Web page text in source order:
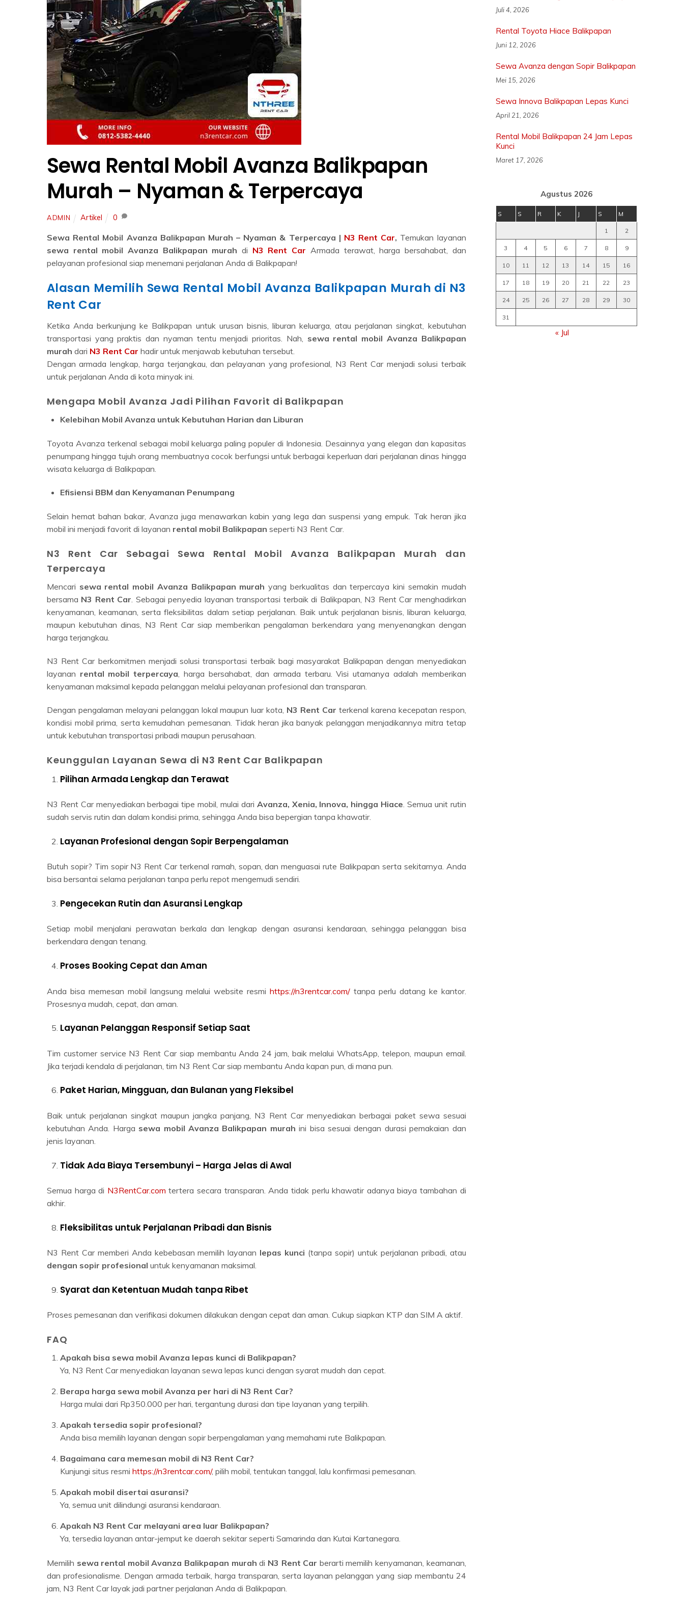
Sewa Rental Mobil Avanza Balikpapan
Murah – Nyaman & Terpercaya
ADMIN Artikel 0
Sewa Rental Mobil Avanza Balikpapan Murah – Nyaman & Terpercaya | N3 Rent Car Temukan layanan
sewa rental mobil Avanza Balikpapan murah
di N3 Rent Car Armada terawat, harga bersahabat, dan
pelayanan profesional siap menemani perjalanan Anda di Balikpapan!
Alasan Memilih Sewa Rental Mobil Avanza Balikpapan Murah di N3
Rent Car
Ketika Anda berkunjung ke Balikpapan untuk urusan bisnis, liburan keluarga, atau perjalanan singkat, kebutuhan
transportasi yang praktis dan nyaman tentu menjadi prioritas. Nah,
sewa rental mobil Avanza Balikpapan
murah dari N3 Rent Car hadir untuk menjawab kebutuhan tersebut.
Dengan armada lengkap, harga terjangkau, dan pelayanan yang profesional, N3 Rent Car menjadi solusi terbaik
untuk perjalanan Anda di kota minyak ini.
Mengapa Mobil Avanza Jadi Pilihan Favorit di Balikpapan
Kelebihan Mobil Avanza untuk Kebutuhan Harian dan Liburan
Toyota Avanza terkenal sebagai mobil keluarga paling populer di Indonesia. Desainnya yang elegan dan kapasitas
penumpang hingga tujuh orang membuatnya cocok berfungsi untuk berbagai keperluan dari perjalanan dinas hingga
wisata keluarga di Balikpapan.
Efisiensi BBM dan Kenyamanan Penumpang
Selain hemat bahan bakar, Avanza juga menawarkan kabin yang lega dan suspensi yang empuk. Tak heran jika
mobil ini menjadi favorit di layanan rental mobil Balikpapan seperti N3 Rent Car.
N3 Rent Car Sebagai Sewa Rental Mobil Avanza Balikpapan Murah dan
Terpercaya
Mencari sewa rental mobil Avanza Balikpapan murah yang berkualitas dan terpercaya kini semakin mudah
bersama N3 Rent Car . Sebagai penyedia layanan transportasi terbaik di Balikpapan, N3 Rent Car menghadirkan
kenyamanan, keamanan, serta fleksibilitas dalam setiap perjalanan. Baik untuk perjalanan bisnis, liburan keluarga,
maupun kebutuhan dinas, N3 Rent Car siap memberikan pengalaman berkendara yang menyenangkan dengan
harga terjangkau.
N3 Rent Car berkomitmen menjadi solusi transportasi terbaik bagi masyarakat Balikpapan dengan menyediakan
layanan rental mobil terpercaya , harga bersahabat, dan armada terbaru. Visi utamanya adalah memberikan
kenyamanan maksimal kepada pelanggan melalui pelayanan profesional dan transparan.
Dengan pengalaman melayani pelanggan lokal maupun luar kota, N3 Rent Car terkenal karena kecepatan respon,
kondisi mobil prima, serta kemudahan pemesanan. Tidak heran jika banyak pelanggan menjadikannya mitra tetap
untuk kebutuhan transportasi pribadi maupun perusahaan.
Keunggulan Layanan Sewa di N3 Rent Car Balikpapan
Pilihan Armada Lengkap dan Terawat
N3 Rent Car menyediakan berbagai tipe mobil, mulai dari Avanza, Xenia, Innova, hingga Hiace . Semua unit rutin
sudah servis rutin dan dalam kondisi prima, sehingga Anda bisa bepergian tanpa khawatir.
Layanan Profesional dengan Sopir Berpengalaman
Butuh sopir? Tim sopir N3 Rent Car terkenal ramah, sopan, dan menguasai rute Balikpapan serta sekitarnya. Anda
bisa bersantai selama perjalanan tanpa perlu repot mengemudi sendiri.
Pengecekan Rutin dan Asuransi Lengkap
Setiap mobil menjalani perawatan berkala dan lengkap dengan asuransi kendaraan, sehingga pelanggan bisa
berkendara dengan tenang.
Proses Booking Cepat dan Aman
Anda bisa memesan mobil langsung melalui website resmihttps://n3rentcar.com/ tanpa perlu datang ke kantor.
Prosesnya mudah, cepat, dan aman.
Layanan Pelanggan Responsif Setiap Saat
Tim customer service N3 Rent Car siap membantu Anda 24 jam, baik melalui WhatsApp, telepon, maupun email.
Jika terjadi kendala di perjalanan, tim N3 Rent Car siap membantu Anda kapan pun, di mana pun.
Paket Harian, Mingguan, dan Bulanan yang Fleksibel
Baik untuk perjalanan singkat maupun jangka panjang, N3 Rent Car menyediakan berbagai paket sewa sesuai
kebutuhan Anda. Harga sewa mobil Avanza Balikpapan murah ini bisa sesuai dengan durasi pemakaian dan
jenis layanan.
Tidak Ada Biaya Tersembunyi – Harga Jelas di Awal
Semua harga di N3RentCar.com tertera secara transparan. Anda tidak perlu khawatir adanya biaya tambahan di
akhir.
Fleksibilitas untuk Perjalanan Pribadi dan Bisnis
N3 Rent Car memberi Anda kebebasan memilih layanan lepas kunci (tanpa sopir) untuk perjalanan pribadi, atau
dengan sopir profesional untuk kenyamanan maksimal.
Syarat dan Ketentuan Mudah tanpa Ribet
Proses pemesanan dan verifikasi dokumen dilakukan dengan cepat dan aman. Cukup siapkan KTP dan SIM A aktif.
FAQ
Apakah bisa sewa mobil Avanza lepas kunci di Balikpapan?
Ya, N3 Rent Car menyediakan layanan sewa lepas kunci dengan syarat mudah dan cepat.
Berapa harga sewa mobil Avanza per hari di N3 Rent Car?
Harga mulai dari Rp350.000 per hari, tergantung durasi dan tipe layanan yang terpilih.
Apakah tersedia sopir profesional?
Anda bisa memilih layanan dengan sopir berpengalaman yang memahami rute Balikpapan.
Bagaimana cara memesan mobil di N3 Rent Car?
Kunjungi situs resmi https://n3rentcar.com/, pilih mobil, tentukan tanggal, lalu konfirmasi pemesanan.
Apakah mobil disertai asuransi?
Ya, semua unit dilindungi asuransi kendaraan.
Apakah N3 Rent Car melayani area luar Balikpapan?
Ya, tersedia layanan antar-jemput ke daerah sekitar seperti Samarinda dan Kutai Kartanegara.
Memilih sewa rental mobil Avanza Balikpapan murah di N3 Rent Car berarti memilih kenyamanan, keamanan,
dan profesionalisme. Dengan armada terbaik, harga transparan, serta layanan pelanggan yang siap membantu 24
jam, N3 Rent Car layak jadi partner perjalanan Anda di Balikpapan.
Juli 4, 2026
Rental Toyota Hiace Balikpapan
Juni 12, 2026
Sewa Avanza dengan Sopir Balikpapan
Mei 15, 2026
Sewa Innova Balikpapan Lepas Kunci
April 21, 2026
Rental Mobil Balikpapan 24 Jam Lepas
Kunci
Maret 17, 2026
Agustus 2026
S S R K J S M
1 2
3 4 5 6 7 8 9
10 11 12 13 14 15 16
17 18 19 20 21 22 23
24 25 26 27 28 29 30
31
« Jul